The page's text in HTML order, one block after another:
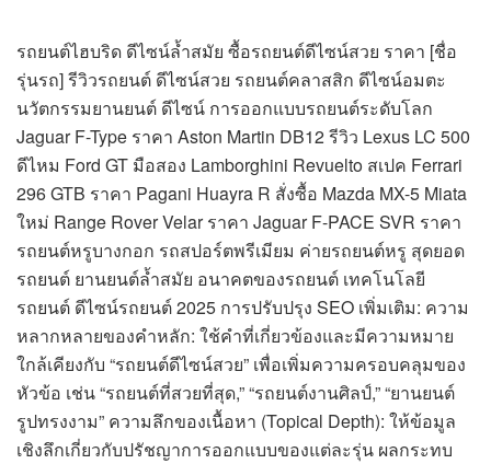
รถยนต์ไฮบริด ดีไซน์ล้ำสมัย ซื้อรถยนต์ดีไซน์สวย ราคา [ชื่อ
รุ่นรถ] รีวิวรถยนต์ ดีไซน์สวย รถยนต์คลาสสิก ดีไซน์อมตะ
นวัตกรรมยานยนต์ ดีไซน์ การออกแบบรถยนต์ระดับโลก
Jaguar F-Type ราคา Aston Martin DB12 รีวิว Lexus LC 500
ดีไหม Ford GT มือสอง Lamborghini Revuelto สเปค Ferrari
296 GTB ราคา Pagani Huayra R สั่งซื้อ Mazda MX-5 Miata
ใหม่ Range Rover Velar ราคา Jaguar F-PACE SVR ราคา
รถยนต์หรูบางกอก รถสปอร์ตพรีเมียม ค่ายรถยนต์หรู สุดยอด
รถยนต์ ยานยนต์ล้ำสมัย อนาคตของรถยนต์ เทคโนโลยี
รถยนต์ ดีไซน์รถยนต์ 2025 การปรับปรุง SEO เพิ่มเติม: ความ
หลากหลายของคำหลัก: ใช้คำที่เกี่ยวข้องและมีความหมาย
ใกล้เคียงกับ “รถยนต์ดีไซน์สวย” เพื่อเพิ่มความครอบคลุมของ
หัวข้อ เช่น “รถยนต์ที่สวยที่สุด,” “รถยนต์งานศิลป์,” “ยานยนต์
รูปทรงงาม” ความลึกของเนื้อหา (Topical Depth): ให้ข้อมูล
เชิงลึกเกี่ยวกับปรัชญาการออกแบบของแต่ละรุ่น ผลกระทบ